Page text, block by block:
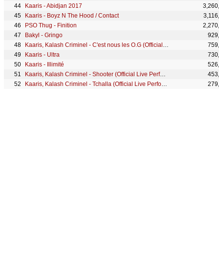
Kaaris - Abidjan 2017
Kaaris - Boyz N The Hood / Contact
PSO Thug - Finition
Bakyl - Gringo
Kaaris, Kalash Criminel - C'est nous les O.G (Official Live Performance) | Vevo
Kaaris - Ultra
Kaaris - Illimité
Kaaris, Kalash Criminel - Shooter (Official Live Performance) | Vevo
Kaaris, Kalash Criminel - Tchalla (Official Live Performance) | Vevo